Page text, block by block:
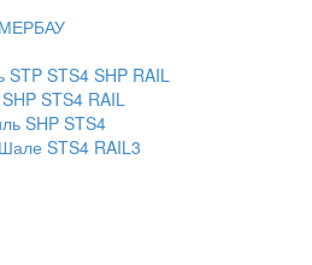
МЕРБАУ
STS4 SHP RAIL
STS4 RAIL
SHP STS4
STS4 RAIL3